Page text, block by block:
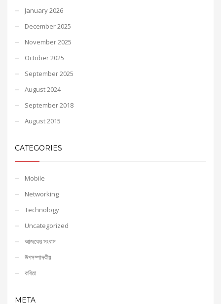
January 2026
December 2025
November 2025
October 2025
September 2025
August 2024
September 2018
August 2015
CATEGORIES
Mobile
Networking
Technology
Uncategorized
আজকের সংবাদ
উপসম্পাদকীয়
কবিতা
META